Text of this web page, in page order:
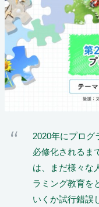
2020年にプログ
必修化されるま
は、まだ様々な
ラミング教育を
いくか試行錯誤